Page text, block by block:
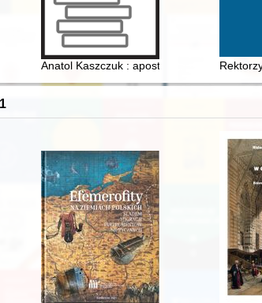
: Muzeum Książki Artystycznej w Łodzi,
von Richthofen
Anatol Kaszczuk : apostoł Maryi :